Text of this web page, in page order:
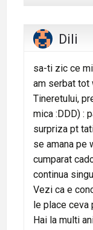
Dili
sa-ti zic ce
am serbat tot
Tineretului,
mica :DDD) :
surpriza pt
se amana pe
cumparat
continua
Vezi ca e
le place ceva
Hai la multi